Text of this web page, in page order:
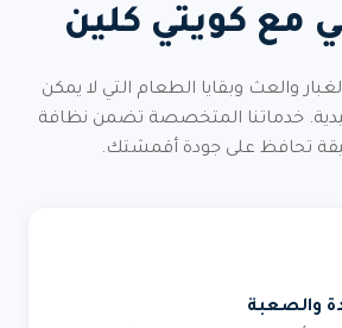
مع كويتي كلين
والعث وبقايا الطعام التي لا يمكن
خدماتنا المتخصصة تضمن نظافة
تحافظ على جودة أقمشتك.
والصعبة